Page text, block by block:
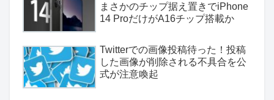
まさかのチップ据え置きでiPhone
14 ProだけがA16チップ搭載か
Twitterでの画像投稿待った！投稿
した画像が削除される不具合を公
式が注意喚起